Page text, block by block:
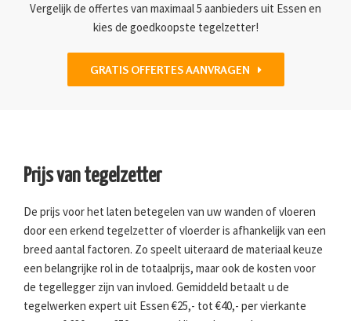
Vergelijk de offertes van maximaal 5 aanbieders uit Essen en
kies de goedkoopste tegelzetter!
GRATIS OFFERTES AANVRAGEN
Prijs van tegelzetter
De prijs voor het laten betegelen van uw wanden of vloeren
door een erkend tegelzetter of vloerder is afhankelijk van een
breed aantal factoren. Zo speelt uiteraard de materiaal keuze
een belangrijke rol in de totaalprijs, maar ook de kosten voor
de tegellegger zijn van invloed. Gemiddeld betaalt u de
tegelwerken expert uit Essen €25,- tot €40,- per vierkante